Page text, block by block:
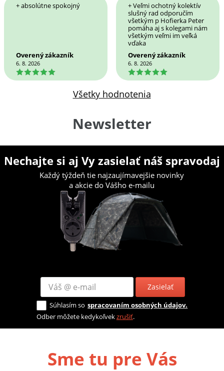
+ absolútne spokojný
Overený zákazník
6. 8. 2026
5
+ Veľmi ochotný kolektív
slušný rad odporučím
všetkým p Hofierka Peter
pomáha aj s kolegami nám
všetkým veľmi im veľká
vďaka
Overený zákazník
6. 8. 2026
5
Všetky hodnotenia
Newsletter
Nechajte si aj Vy zasielať náš spravodaj
Každý týždeň tie najzaujímavejšie novinky
a akcie do Vášho e-mailu
Zasielať
Súhlasím so spracovaním osobných údajov.
Odber môžete kedykoľvekzrušiť.
Sme tu pre Vás